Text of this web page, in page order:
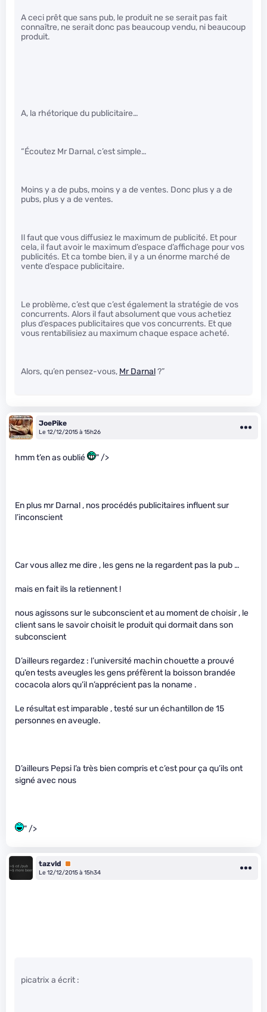
A ceci prêt que sans pub, le produit ne se serait pas fait
connaître, ne serait donc pas beaucoup vendu, ni beaucoup
produit.
A, la rhétorique du publicitaire…
“Écoutez Mr Darnal, c’est simple…
Moins y a de pubs, moins y a de ventes. Donc plus y a de
pubs, plus y a de ventes.
Il faut que vous diffusiez le maximum de publicité. Et pour
cela, il faut avoir le maximum d’espace d’affichage pour vos
publicités. Et ca tombe bien, il y a un énorme marché de
vente d’espace publicitaire.
Le problème, c’est que c’est également la stratégie de vos
concurrents. Alors il faut absolument que vous achetiez
plus d’espaces publicitaires que vos concurrents. Et que
vous rentabilisiez au maximum chaque espace acheté.
Alors, qu’en pensez-vous, Mr Darnal?”
JoePike
Le 12/12/2015 à 15h26
hmm t’en as oublié " />
En plus mr Darnal , nos procédés publicitaires influent sur
l’inconscient
Car vous allez me dire , les gens ne la regardent pas la pub …
mais en fait ils la retiennent !
nous agissons sur le subconscient et au moment de choisir , le
client sans le savoir choisit le produit qui dormait dans son
subconscient
D’ailleurs regardez : l’université machin chouette a prouvé
qu’en tests aveugles les gens préfèrent la boisson brandée
cocacola alors qu’il n’apprécient pas la noname .
Le résultat est imparable , testé sur un échantillon de 15
personnes en aveugle.
D’ailleurs Pepsi l’a très bien compris et c’est pour ça qu’ils ont
signé avec nous
" />
tazvld
Premium
Le 12/12/2015 à 15h34
picatrix a écrit :